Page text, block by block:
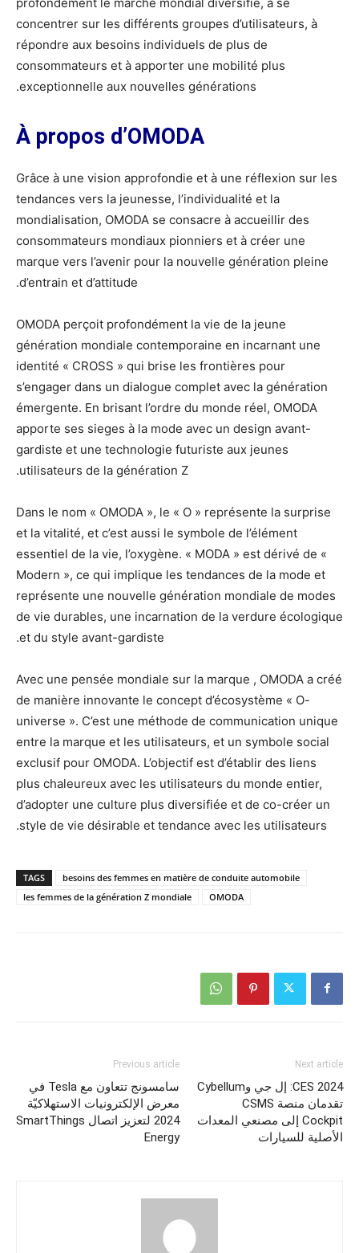
concentrer sur les différents groupes d’utilisateurs, à
répondre aux besoins individuels de plus de
consommateurs et à apporter une mobilité plus
exceptionnelle aux nouvelles générations.
À propos d’OMODA
Grâce à une vision approfondie et à une réflexion sur les
tendances vers la jeunesse, l’individualité et la
mondialisation, OMODA se consacre à accueillir des
consommateurs mondiaux pionniers et à créer une
marque vers l’avenir pour la nouvelle génération pleine
d’entrain et d’attitude.
OMODA perçoit profondément la vie de la jeune
génération mondiale contemporaine en incarnant une
identité « CROSS » qui brise les frontières pour
s’engager dans un dialogue complet avec la génération
émergente. En brisant l’ordre du monde réel, OMODA
apporte ses sieges à la mode avec un design avant-
gardiste et une technologie futuriste aux jeunes
utilisateurs de la génération Z.
Dans le nom « OMODA », le « O » représente la surprise
et la vitalité, et c’est aussi le symbole de l’élément
essentiel de la vie, l’oxygène. « MODA » est dérivé de «
Modern », ce qui implique les tendances de la mode et
représente une nouvelle génération mondiale de modes
de vie durables, une incarnation de la verdure écologique
et du style avant-gardiste.
Avec une pensée mondiale sur la marque , OMODA a créé
de manière innovante le concept d’écosystème « O-
universe ». C’est une méthode de communication unique
entre la marque et les utilisateurs, et un symbole social
exclusif pour OMODA. L’objectif est d’établir des liens
plus chaleureux avec les utilisateurs du monde entier,
d’adopter une culture plus diversifiée et de co-créer un
style de vie désirable et tendance avec les utilisateurs.
TAGS
besoins des femmes en matière de conduite automobile
les femmes de la génération Z mondiale
OMODA
Previous article
سامسونج تتعاون مع Tesla في
معرض الإلكترونيات الاستهلاكيّة
2024 لتعزيز اتصال SmartThings
Energy
Next article
CES 2024: إل جي وCybellum
تقدمان منصة CSMS
Cockpit إلى مصنعي المعدات
الأصلية للسيارات